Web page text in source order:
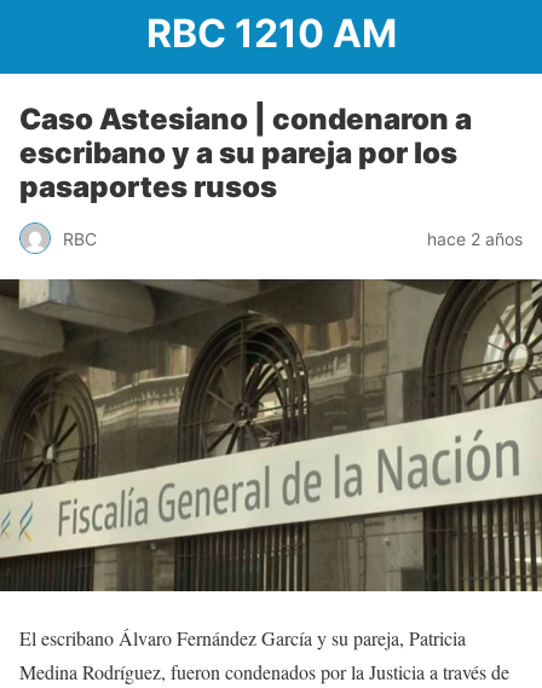
RBC 1210 AM
Caso Astesiano | condenaron a
escribano y a su pareja por los
pasaportes rusos
RBC hace 2 años
El escribano Álvaro Fernández García y su pareja, Patricia
Medina Rodríguez, fueron condenados por la Justicia a través de